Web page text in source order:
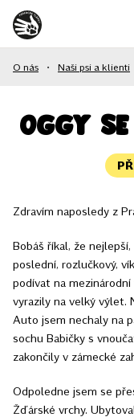
O NÁS
NAŠE SLUŽBY
JAK MŮŽETE
O nás • Naši psi a klienti
Oggy
Zdravím naposledy z
Bobáš říkal, že
poslední, rozlučkový,
podívat na
vyrazily na velký výlet.
Auto jsem nechaly na
sochu Babičky s
zakončily v zámecké
Odpoledne jsem se
Žďárské vrchy.